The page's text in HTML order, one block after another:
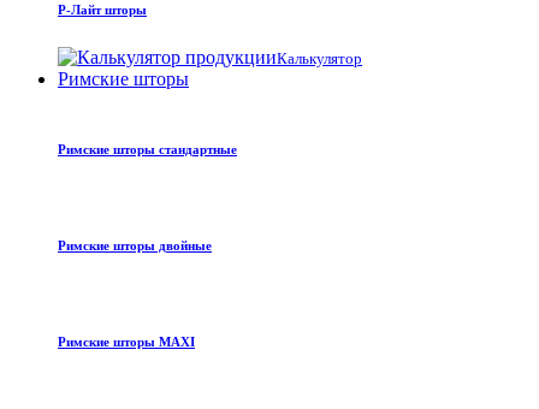
Р-Лайт шторы
Калькулятор
Римские шторы
Римские шторы стандартные
Римские шторы двойные
Римские шторы MAXI